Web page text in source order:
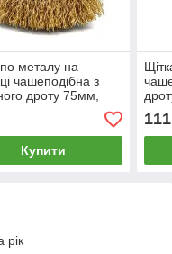
металу на
чашеподібна з
дроту 75мм,
6/6,35мм
Купити
111
рік